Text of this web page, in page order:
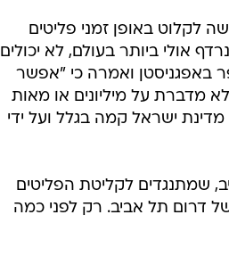
לקלוט באופן זמני פליטים
אולי ביותר בעולם, לא יכולים
באפגניסטן ואמרה כי "אפשר
מדברת על מיליונים או מאות
מדינת ישראל קמה בגלל ועל ידי
שמתנגדים לקליטת הפליטים
דרום תל אביב. רק לפני כמה